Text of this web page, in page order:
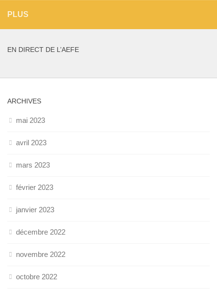
PLUS
EN DIRECT DE L’AEFE
ARCHIVES
mai 2023
avril 2023
mars 2023
février 2023
janvier 2023
décembre 2022
novembre 2022
octobre 2022